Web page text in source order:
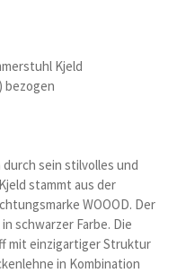
Kjeld
bezogen
sein stilvolles und
stammt aus der
WOOOD. Der
schwarzer Farbe. Die
mit einzigartiger Struktur
in Kombination